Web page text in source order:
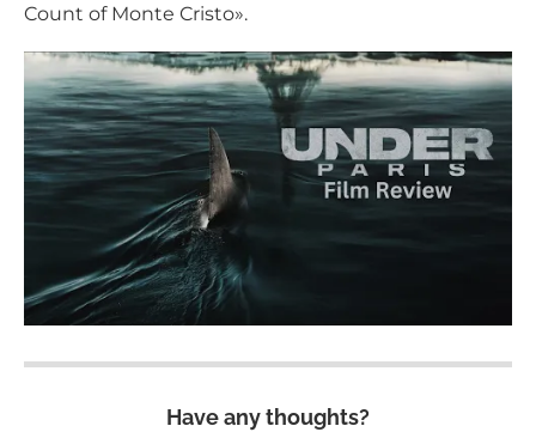
Count of Monte Cristo».
Have any thoughts?